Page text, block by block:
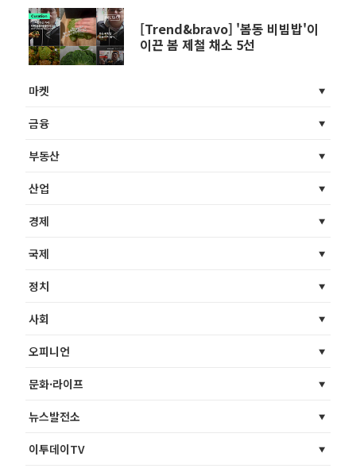
[Trend&bravo] '봄동 비빔밥'이
이끈 봄 제철 채소 5선
마켓
금융
부동산
산업
경제
국제
정치
사회
오피니언
문화·라이프
뉴스발전소
이투데이TV